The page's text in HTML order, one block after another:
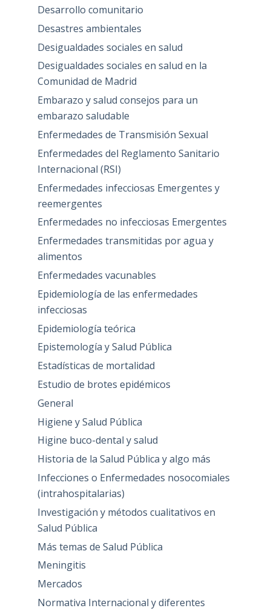
Desarrollo comunitario
Desastres ambientales
Desigualdades sociales en salud
Desigualdades sociales en salud en la
Comunidad de Madrid
Embarazo y salud consejos para un
embarazo saludable
Enfermedades de Transmisión Sexual
Enfermedades del Reglamento Sanitario
Internacional (RSI)
Enfermedades infecciosas Emergentes y
reemergentes
Enfermedades no infecciosas Emergentes
Enfermedades transmitidas por agua y
alimentos
Enfermedades vacunables
Epidemiología de las enfermedades
infecciosas
Epidemiología teórica
Epistemología y Salud Pública
Estadísticas de mortalidad
Estudio de brotes epidémicos
General
Higiene y Salud Pública
Higine buco-dental y salud
Historia de la Salud Pública y algo más
Infecciones o Enfermedades nosocomiales
(intrahospitalarias)
Investigación y métodos cualitativos en
Salud Pública
Más temas de Salud Pública
Meningitis
Mercados
Normativa Internacional y diferentes